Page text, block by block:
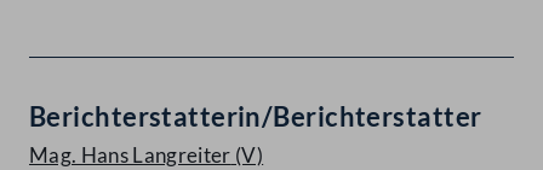
Berichterstatterin/Berichterstatter
Mag. Hans Langreiter (V)